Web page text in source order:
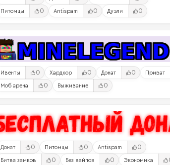
Питомцы 0 Antispam 0 Дуэли 0
Ивенты 0 Хардкор 0 Донат 0 Приват
Моб арена 0 Выживание 0
Донат 0 Питомцы 0 Antispam 0
Битва замков 0 Без вайпов 0 Экономика